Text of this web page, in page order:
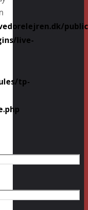
live-
tp-